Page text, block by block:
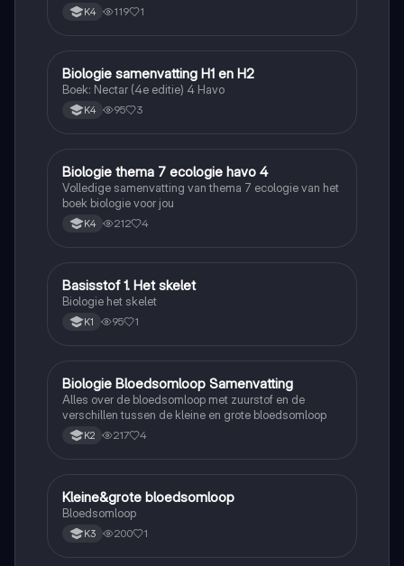
K4 119 1
Biologie
Biologie samenvatting H1 en H2
Boek: Nectar (4e editie) 4 Havo
K4 95 3
Biologie
Biologie thema 7 ecologie havo 4
Volledige samenvatting van thema 7 ecologie van het
boek biologie voor jou
K4 212 4
Biologie
Basisstof 1. Het skelet
Biologie het skelet
K1 95 1
Biologie
Biologie Bloedsomloop Samenvatting
Alles over de bloedsomloop met zuurstof en de
verschillen tussen de kleine en grote bloedsomloop
K2 217 4
Biologie
Kleine&grote bloedsomloop
Bloedsomloop
K3 200 1